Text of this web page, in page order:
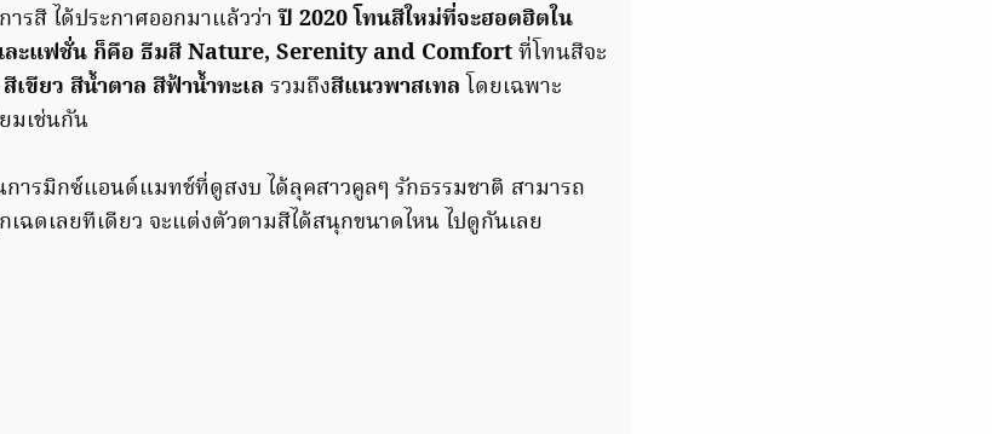
รสี ได้ประกาศออกมาแล้วว่าปี 2020 โทนสีใหม่ที่จะฮอตฮิตใน
ละแฟชั่น ก็คือ ธีมสี Nature, Serenity and Comfortที่โทนสีจะ
สีเขียว สีน้ำตาล สีฟ้าน้ำทะเล รวมถึงสีแนวพาสเทล โดยเฉพาะ
มเช่นกัน
ารมิกซ์แอนด์แมทช์ที่ดูสงบ ได้ลุคสาวคูลๆ รักธรรมชาติ สามารถ
ฉดเลยทีเดียว จะแต่งตัวตามสีได้สนุกขนาดไหน ไปดูกันเลย